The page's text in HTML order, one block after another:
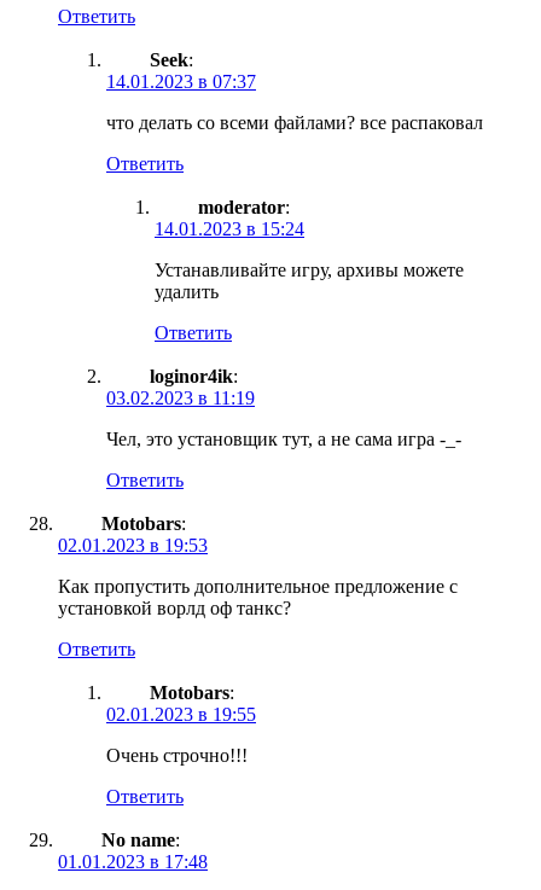
Ответить
Seek:
14.01.2023 в 07:37
что делать со всеми файлами? все распаковал
Ответить
moderator:
14.01.2023 в 15:24
Устанавливайте игру, архивы можете
удалить
Ответить
loginor4ik:
03.02.2023 в 11:19
Чел, это установщик тут, а не сама игра -_-
Ответить
Motobars:
02.01.2023 в 19:53
Как пропустить дополнительное предложение с
установкой ворлд оф танкс?
Ответить
Motobars:
02.01.2023 в 19:55
Очень строчно!!!
Ответить
No name:
01.01.2023 в 17:48